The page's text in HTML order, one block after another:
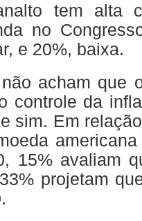
tem alta
no
e 20%, baixa.
acham que
controle da
sim. Em
15% avaliam
projetam